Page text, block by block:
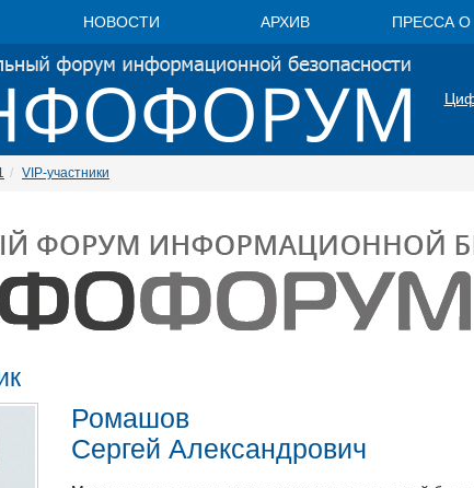
НОВОСТИ АРХИВ ПРЕССА О
VIP-участники
Ромашов
Сергей Александрович